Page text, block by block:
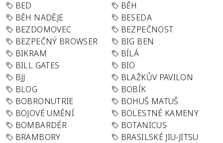
BED
BĚH
BĚH NADĚJE
BESEDA
BEZDOMOVEC
BEZPEČNOST
BEZPEČNÝ BROWSER
BIG BEN
BIKRAM
BÍLÁ
BILL GATES
BIO
BJJ
BLAŽKŮV PAVILON
BLOG
BOBÍK
BOBRONUTRIE
BOHUŠ MATUŠ
BOJOVÉ UMĚNÍ
BOLESTNÉ KAMENY
BOMBARDÉR
BOTANICUS
BRAMBORY
BRASILSKÉ JIU-JITSU